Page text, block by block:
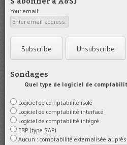
Your email:
Sondages
Quel type de logiciel de
Logiciel de comptabilité isolé
Logiciel de comptabilité interfacé
Logiciel de comptabilité intégré
ERP (type SAP)
Aucun : comptabilité externalisée